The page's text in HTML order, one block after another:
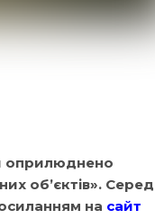
оприлюднено
об’єктів». Серед
на сайт